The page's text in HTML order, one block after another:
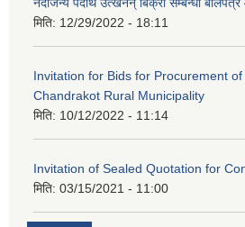
मिति: 12/29/2022 - 18:11
Invitation for Bids for Procurement
Chandrakot Rural Municipality
मिति: 10/12/2022 - 11:14
Invitation of Sealed Quotation for
मिति: 03/15/2021 - 11:00